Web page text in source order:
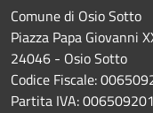
Comune di Osio Sotto
Piazza Papa Giovanni
24046 - Osio Sotto
Codice Fiscale:
Partita IVA: